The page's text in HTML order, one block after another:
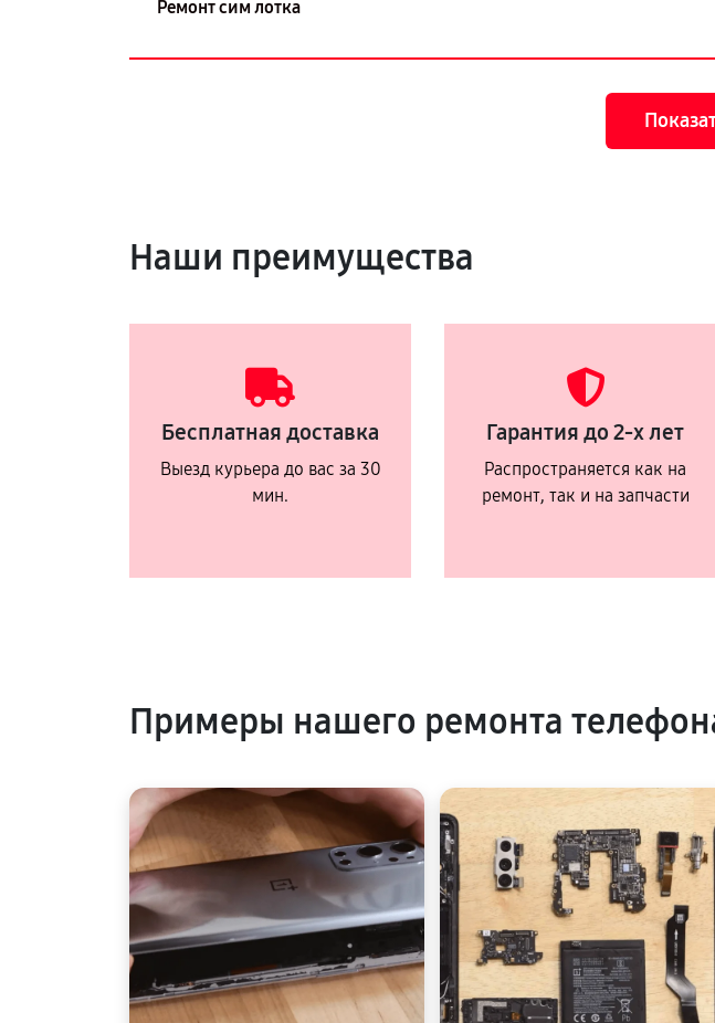
Ремонт сим лотка
Наши преимущества
Бесплатная доставка
Выезд курьера до вас за 30
мин.
Гарантия до 2-х лет
Распространяется как на
ремонт, так и на запчасти
Примеры нашего ремонта